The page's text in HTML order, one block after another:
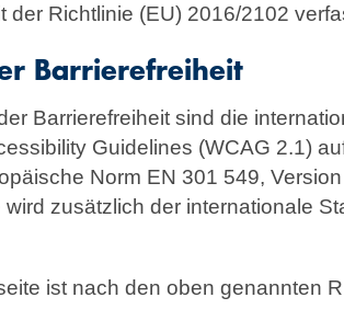
der Richtlinie (EU) 2016/2102
Barrierefreiheit
Barrierefreiheit sind die
Guidelines (WCAG 2.1)
Norm EN 301 549,
wird zusätzlich der internationale
ist nach den oben genannten